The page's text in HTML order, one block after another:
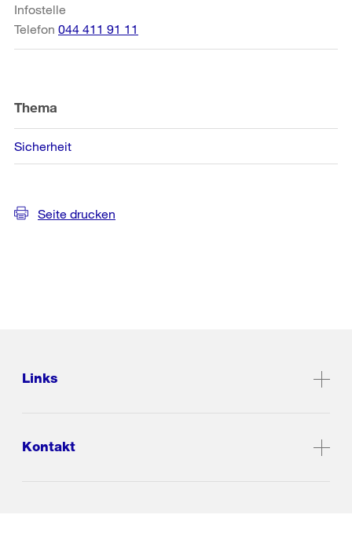
Infostelle
Telefon 044 411 91 11
Thema
Sicherheit
Seite drucken
Links
Kontakt